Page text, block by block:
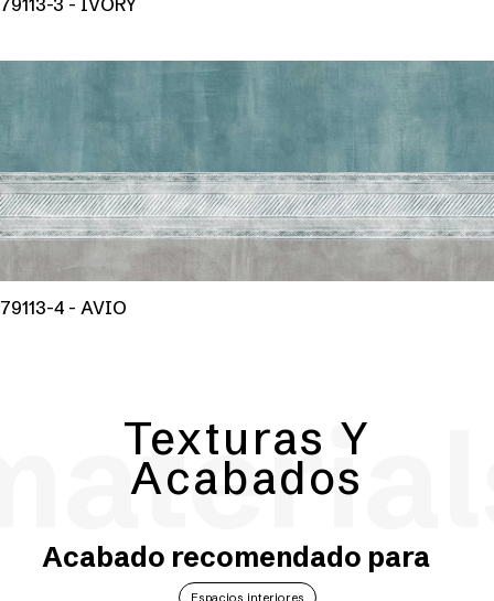
79113-3 - IVORY
79113-4 - AVIO
Texturas Y
Acabados
Acabado recomendado para
Espacios interiores